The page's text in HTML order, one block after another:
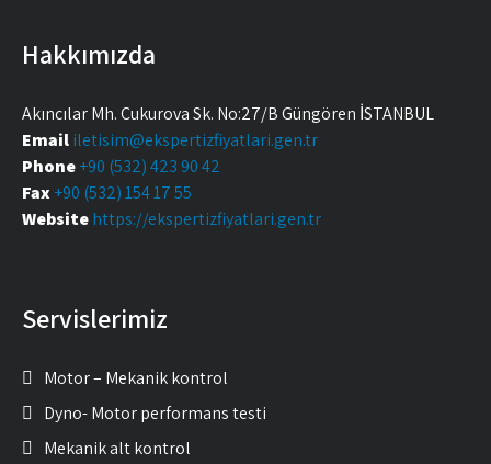
Hakkımızda
Akıncılar Mh. Çukurova Sk. No:27/B Güngören İSTANBUL
Emaililetisim@ekspertizfiyatlari.gen.tr
Phone+90 (532) 423 90 42
Fax+90 (532) 154 17 55
Websitehttps://ekspertizfiyatlari.gen.tr
Servislerimiz
Motor – Mekanik kontrol
Dyno- Motor performans testi
Mekanik alt kontrol